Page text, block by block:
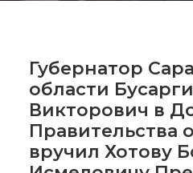
Губернатор
области
Викторович в
Правительства
вручил Хотову